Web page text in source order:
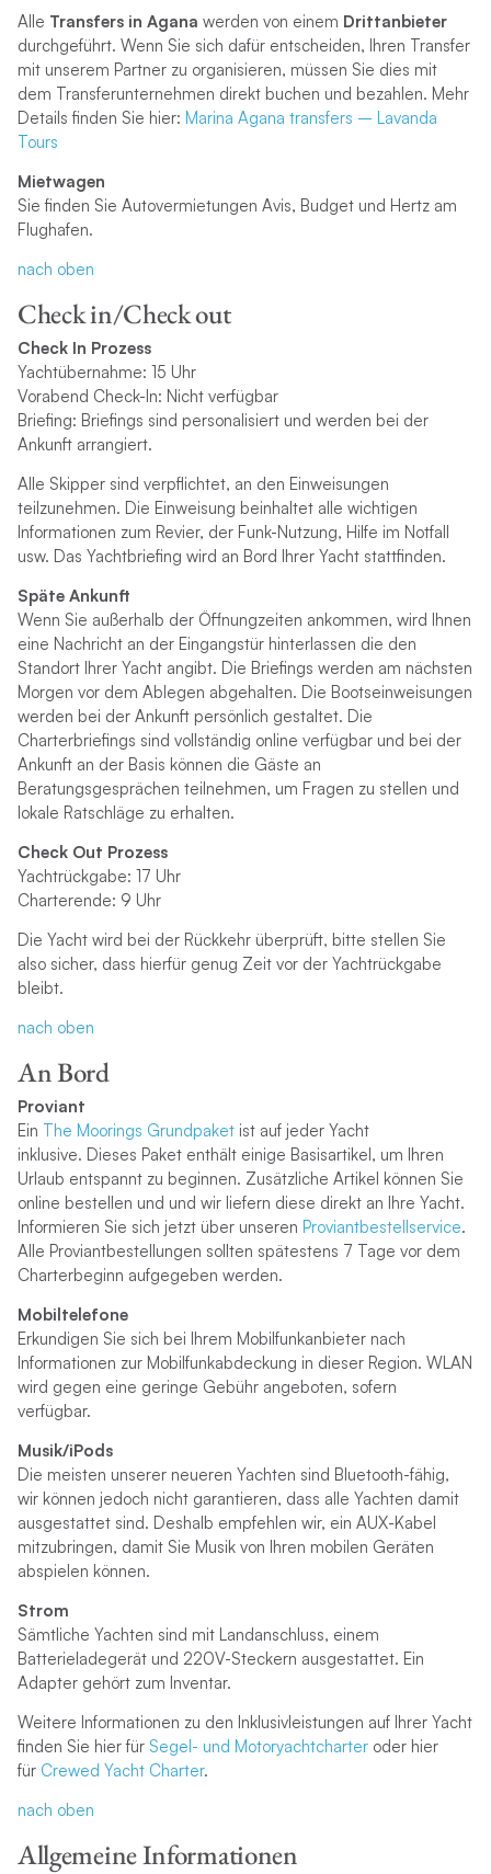
Alle Transfers in Agana werden von einem Drittanbieter
durchgeführt. Wenn Sie sich dafür entscheiden, Ihren Transfer
mit unserem Partner zu organisieren, müssen Sie dies mit
dem Transferunternehmen direkt buchen und bezahlen. Mehr
Details finden Sie hier: Marina Agana transfers – Lavanda
Tours
Mietwagen
Sie finden Sie Autovermietungen Avis, Budget und Hertz am
Flughafen.
nach oben
Check in/Check out
Check In Prozess
Yachtübernahme: 15 Uhr
Vorabend Check-In: Nicht verfügbar
Briefing: Briefings sind personalisiert und werden bei der
Ankunft arrangiert.
Alle Skipper sind verpflichtet, an den Einweisungen
teilzunehmen. Die Einweisung beinhaltet alle wichtigen
Informationen zum Revier, der Funk-Nutzung, Hilfe im Notfall
usw. Das Yachtbriefing wird an Bord Ihrer Yacht stattfinden.
Späte Ankunft
Wenn Sie außerhalb der Öffnungzeiten ankommen, wird Ihnen
eine Nachricht an der Eingangstür hinterlassen die den
Standort Ihrer Yacht angibt. Die Briefings werden am nächsten
Morgen vor dem Ablegen abgehalten. Die Bootseinweisungen
werden bei der Ankunft persönlich gestaltet. Die
Charterbriefings sind vollständig online verfügbar und bei der
Ankunft an der Basis können die Gäste an
Beratungsgesprächen teilnehmen, um Fragen zu stellen und
lokale Ratschläge zu erhalten.
Check Out Prozess
Yachtrückgabe: 17 Uhr
Charterende: 9 Uhr
Die Yacht wird bei der Rückkehr überprüft, bitte stellen Sie
also sicher, dass hierfür genug Zeit vor der Yachtrückgabe
bleibt.
nach oben
An Bord
Proviant
Ein The Moorings Grundpaket ist auf jeder Yacht
inklusive. Dieses Paket enthält einige Basisartikel, um Ihren
Urlaub entspannt zu beginnen. Zusätzliche Artikel können Sie
online bestellen und und wir liefern diese direkt an Ihre Yacht.
Informieren Sie sich jetzt über unseren Proviantbestellservice.
Alle Proviantbestellungen sollten spätestens 7 Tage vor dem
Charterbeginn aufgegeben werden.
Mobiltelefone
Erkundigen Sie sich bei Ihrem Mobilfunkanbieter nach
Informationen zur Mobilfunkabdeckung in dieser Region. WLAN
wird gegen eine geringe Gebühr angeboten, sofern
verfügbar.
Musik/iPods
Die meisten unserer neueren Yachten sind Bluetooth-fähig,
wir können jedoch nicht garantieren, dass alle Yachten damit
ausgestattet sind. Deshalb empfehlen wir, ein AUX-Kabel
mitzubringen, damit Sie Musik von Ihren mobilen Geräten
abspielen können.
Strom
Sämtliche Yachten sind mit Landanschluss, einem
Batterieladegerät und 220V-Steckern ausgestattet. Ein
Adapter gehört zum Inventar.
Weitere Informationen zu den Inklusivleistungen auf Ihrer Yacht
finden Sie hier für Segel- und Motoryachtcharteroder hier
für Crewed Yacht Charter.
nach oben
Allgemeine Informationen